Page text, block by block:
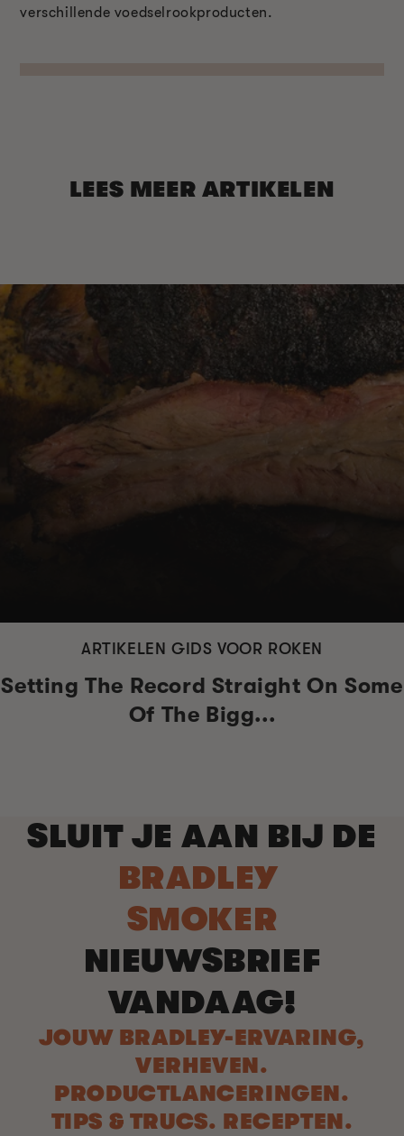
verschillende voedselrookproducten.
LEES MEER ARTIKELEN
ARTIKELEN GIDS VOOR ROKEN
Setting The Record Straight On Some
Of The Bigg...
SLUIT JE AAN BIJ DE
BRADLEY
SMOKER
NIEUWSBRIEF
VANDAAG!
JOUW BRADLEY-ERVARING,
VERHEVEN.
PRODUCTLANCERINGEN.
TIPS & TRUCS. RECEPTEN.